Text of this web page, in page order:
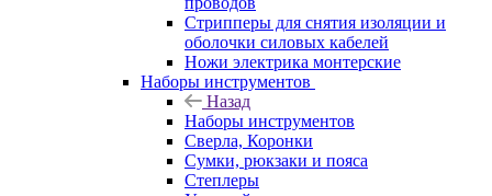
Стрипперы для снятия изоляции и
оболочки силовых кабелей
Ножи электрика монтерские
Наборы инструментов
Назад
Наборы инструментов
Сверла, Коронки
Сумки, рюкзаки и пояса
Степлеры